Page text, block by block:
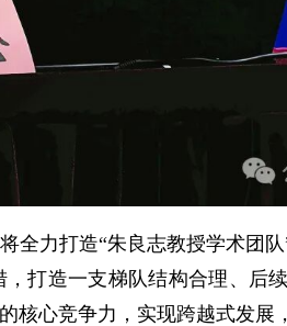
全力打造“朱良志教授学术团
打造一支梯队结构合理、后
心竞争力，实现跨越式发展